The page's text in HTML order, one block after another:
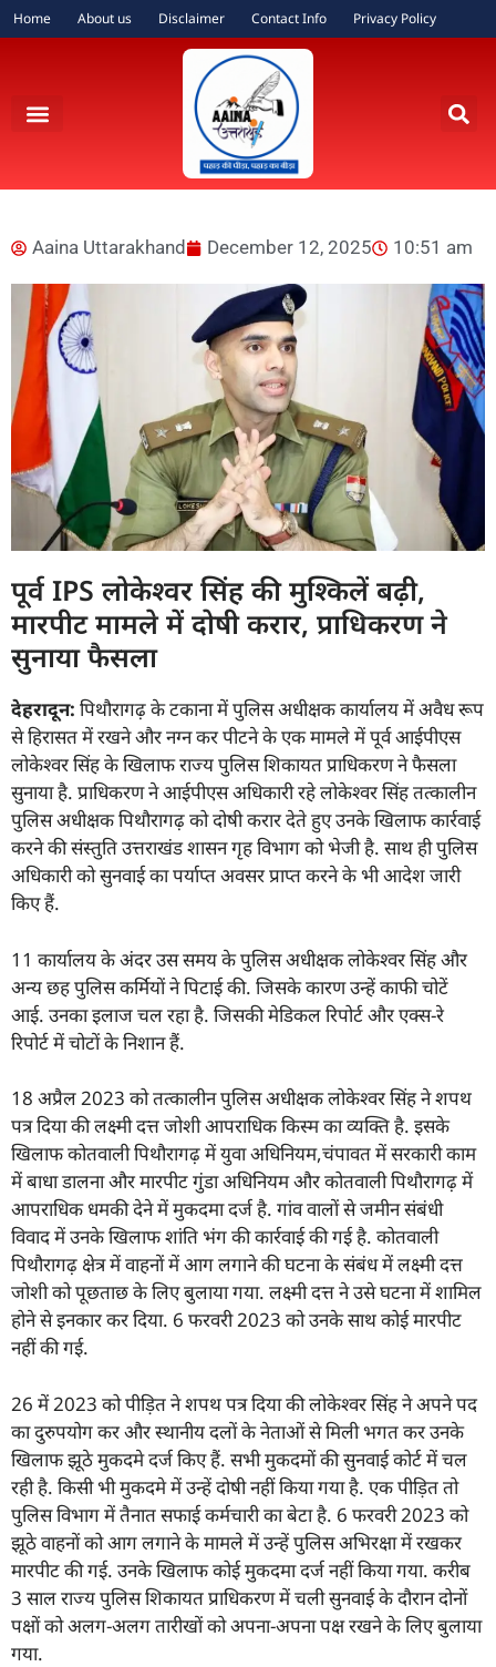
Home About us Disclaimer Contact Info Privacy Policy
Aaina Uttarakhand December 12, 2025 10:51 am
पूर्व IPS लोकेश्वर सिंह की मुश्किलें बढ़ी,
मारपीट मामले में दोषी करार, प्राधिकरण ने
सुनाया फैसला
देहरादून: पिथौरागढ़ के टकाना में पुलिस अधीक्षक कार्यालय में अवैध रूप
से हिरासत में रखने और नग्न कर पीटने के एक मामले में पूर्व आईपीएस
लोकेश्वर सिंह के खिलाफ राज्य पुलिस शिकायत प्राधिकरण ने फैसला
सुनाया है. प्राधिकरण ने आईपीएस अधिकारी रहे लोकेश्वर सिंह तत्कालीन
पुलिस अधीक्षक पिथौरागढ़ को दोषी करार देते हुए उनके खिलाफ कार्रवाई
करने की संस्तुति उत्तराखंड शासन गृह विभाग को भेजी है. साथ ही पुलिस
अधिकारी को सुनवाई का पर्याप्त अवसर प्राप्त करने के भी आदेश जारी
किए हैं.
11 कार्यालय के अंदर उस समय के पुलिस अधीक्षक लोकेश्वर सिंह और
अन्य छह पुलिस कर्मियों ने पिटाई की. जिसके कारण उन्हें काफी चोटें
आई. उनका इलाज चल रहा है. जिसकी मेडिकल रिपोर्ट और एक्स-रे
रिपोर्ट में चोटों के निशान हैं.
18 अप्रैल 2023 को तत्कालीन पुलिस अधीक्षक लोकेश्वर सिंह ने शपथ
पत्र दिया की लक्ष्मी दत्त जोशी आपराधिक किस्म का व्यक्ति है. इसके
खिलाफ कोतवाली पिथौरागढ़ में युवा अधिनियम,चंपावत में सरकारी काम
में बाधा डालना और मारपीट गुंडा अधिनियम और कोतवाली पिथौरागढ़ में
आपराधिक धमकी देने में मुकदमा दर्ज है. गांव वालों से जमीन संबंधी
विवाद में उनके खिलाफ शांति भंग की कार्रवाई की गई है. कोतवाली
पिथौरागढ़ क्षेत्र में वाहनों में आग लगाने की घटना के संबंध में लक्ष्मी दत्त
जोशी को पूछताछ के लिए बुलाया गया. लक्ष्मी दत्त ने उसे घटना में शामिल
होने से इनकार कर दिया. 6 फरवरी 2023 को उनके साथ कोई मारपीट
नहीं की गई.
26 में 2023 को पीड़ित ने शपथ पत्र दिया की लोकेश्वर सिंह ने अपने पद
का दुरुपयोग कर और स्थानीय दलों के नेताओं से मिली भगत कर उनके
खिलाफ झूठे मुकदमे दर्ज किए हैं. सभी मुकदमों की सुनवाई कोर्ट में चल
रही है. किसी भी मुकदमे में उन्हें दोषी नहीं किया गया है. एक पीड़ित तो
पुलिस विभाग में तैनात सफाई कर्मचारी का बेटा है. 6 फरवरी 2023 को
झूठे वाहनों को आग लगाने के मामले में उन्हें पुलिस अभिरक्षा में रखकर
मारपीट की गई. उनके खिलाफ कोई मुकदमा दर्ज नहीं किया गया. करीब
3 साल राज्य पुलिस शिकायत प्राधिकरण में चली सुनवाई के दौरान दोनों
पक्षों को अलग-अलग तारीखों को अपना-अपना पक्ष रखने के लिए बुलाया
गया.